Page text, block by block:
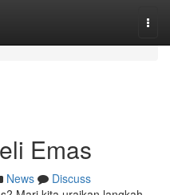
Emas
News
Discuss